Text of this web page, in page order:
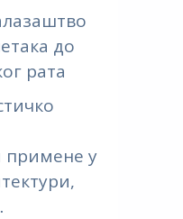
до
рата
примене у